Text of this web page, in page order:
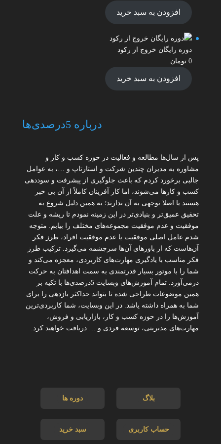
افزودن به سبد خرید
دوره رایگان خروج از رکود
0 تومان
افزودن به سبد خرید
درباره 5درصدی‌ها
پس از سال‌ها مطالعه و فعالیت در حوزه کسب و کار و
مشاوره به مدیران چندین شرکت و استارتاپ و …، به عوامل
جالبی برخورد کردم که باعث جلوگیری از پیشرفت و سوددهی
کسب و کارها می‌شوند، اما کار آفرینان کاملاً از آن بی خبر
هستند یا اصلا توجهی به آن ندارند؛ به همین دلیل شروع به
تحقیق عمیق‌تر و بنیادی‌تر در این زمینه نمودم تا ریشه و علت
موفقیت و عدم موفقیت مجموعه‌های مختلف را بیابم. متوجه
شدم عامل اصلی موفقیت یا عدم موفقیت افراد، طرز فکر
آن‌هاست که از باورهای آن‌ها سرچشمه می‌گیرد. ترکیب طرز
فکر مناسب با یادگیری مهارت‌های کاربردی، معجزه می‌کند و
شما را با موتور بسیار قدرتمندی به سمت اهدافتان به حرکت
درمی‌آورد. تمام آموزش‌های وبسایت 5درصدی‌ها با تکیه بر
همین موضوعات طراحی شده تا بتواند حداکثر بازدهی را برای
شما به همراه داشته یاشد. در این وبسایت، شما کاربردی‌ترین
آموزش‌ها را در حوزه کسب و کار، بازاریابی و فروش،
مهارت‌های مدیریتی، توسعه فردی و … دریافت خواهید کرد.
بلاگ دوره ها
حساب کاربری سبد خرید